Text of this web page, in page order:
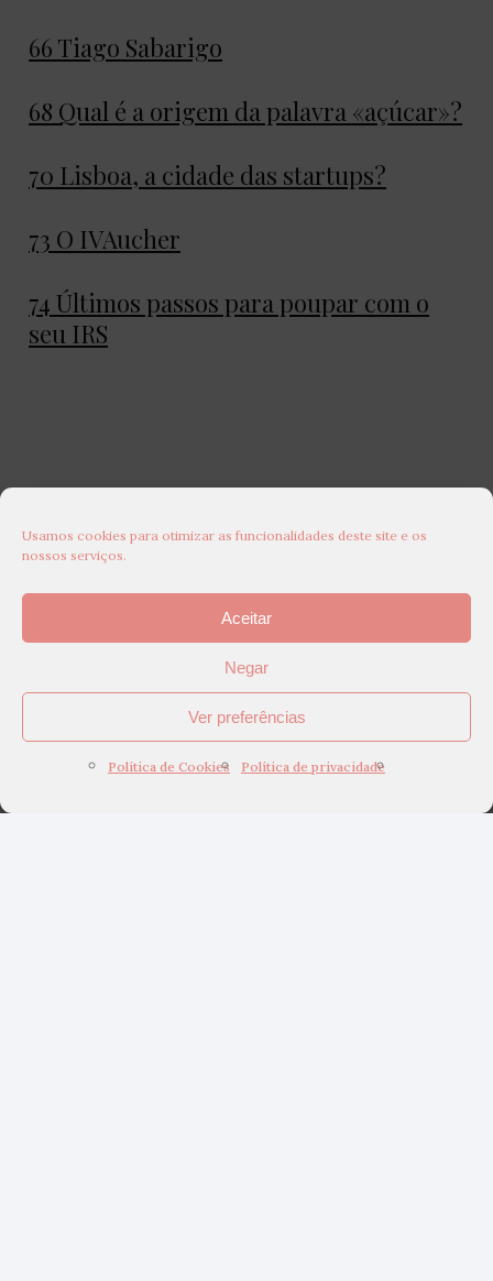
Usamos cookies para otimizar as funcionalidades deste site e os
nossos serviços.
Aceitar
Negar
Ver preferências
Política de Cookies Política de privacidade
66 Tiago Sabarigo
68 Qual é a origem da palavra «açúcar»?
70 Lisboa, a cidade das startups?
73 O IVAucher
74 Últimos passos para poupar com o
seu IRS